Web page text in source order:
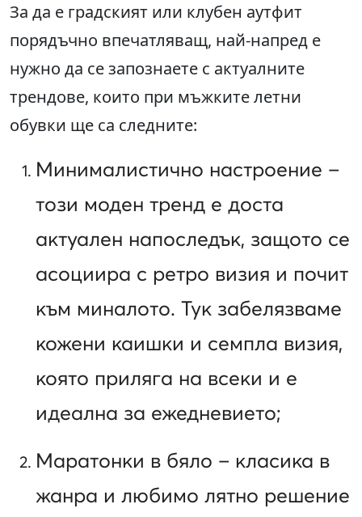
За да е градският или клубен аутфит
порядъчно впечатляващ, най-напред е
нужно да се запознаете с актуалните
трендове, които при мъжките летни
обувки ще са следните:
Минималистично настроение –
този моден тренд е доста
актуален напоследък, защото се
асоциира с ретро визия и почит
към миналото. Тук забелязваме
кожени каишки и семпла визия,
която приляга на всеки и е
идеална за ежедневието;
Маратонки в бяло – класика в
жанра и любимо лятно решение